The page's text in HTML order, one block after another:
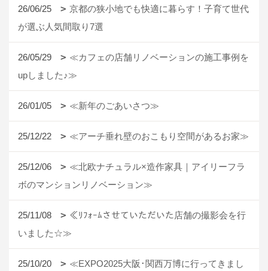
26/06/25
京都の狭小地でも快適に暮らす！子育て世代
が選ぶ人気間取り7選
26/05/29
≪カフェの店舗リノベーションの施工事例を
upしました♪≫
26/01/05 ≪新年のごあいさつ≫
25/12/22 ≪アーチ垂れ壁のおこもり空間があるお家≫
25/12/06
≪北欧ナチュラル×造作家具｜アイリーフラ
ボのマンションリノベーション≫
25/11/08
≪ﾘﾌｫｰﾑさせていただいた店舗の撮影会を行
いました☆≫
25/10/20
≪EXPO2025大阪･関西万博に行ってきまし